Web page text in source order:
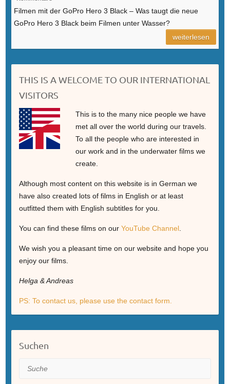
Filmen mit der GoPro Hero 3 Black – Was taugt die neue
GoPro Hero 3 Black beim Filmen unter Wasser?
weiterlesen
THIS IS A WELCOME TO OUR INTERNATIONAL
VISITORS
This is to the many nice people we have
met all over the world during our travels.
To all the people who are interested in
our work and in the underwater films we
create.
Although most content on this website is in German we
have also created lots of films in English or at least
outfitted them with English subtitles for you.
You can find these films on our YouTube Channel.
We wish you a pleasant time on our website and hope you
enjoy our films.
Helga & Andreas
PS: To contact us, please use the contact form.
Suchen
Suche